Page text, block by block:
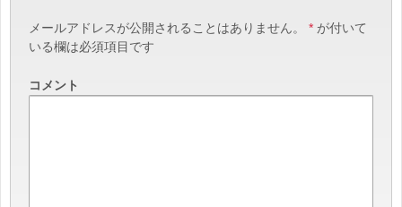
メールアドレスが公開されることはありません。 * が付いて
いる欄は必須項目です
コメント